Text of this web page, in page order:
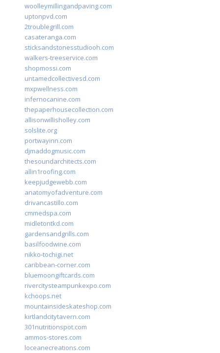
woolleymillingandpaving.com
uptonpvd.com
2troublegrill.com
casateranga.com
sticksandstonesstudiooh.com
walkers-treeservice.com
shopmossi.com
untamedcollectivesd.com
mxpwellness.com
infernocanine.com
thepaperhousecollection.com
allisonwillisholley.com
solslite.org
portwayinn.com
djmaddogmusic.com
thesoundarchitects.com
allin1roofing.com
keepjudgewebb.com
anatomyofadventure.com
drivancastillo.com
cmmedspa.com
midletontkd.com
gardensandgrills.com
basilfoodwine.com
nikko-tochigi.net
caribbean-corner.com
bluemoongiftcards.com
rivercitysteampunkexpo.com
kchoops.net
mountainsideskateshop.com
kirtlandcitytavern.com
301nutritionspot.com
ammos-stores.com
loceanecreations.com